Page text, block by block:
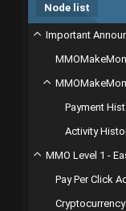
Node list
Important
Payment
Activity
MMO Level 1 -
Pay Per Click
Cryptocurrency